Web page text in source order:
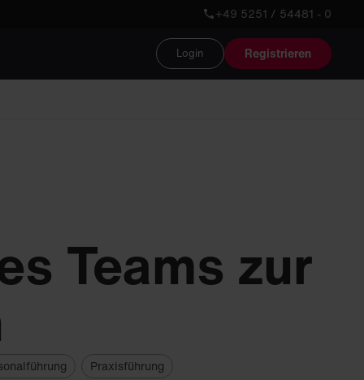
+49 5251 / 54481 - 0
Login Registrieren
Teams zur
Praxisführung